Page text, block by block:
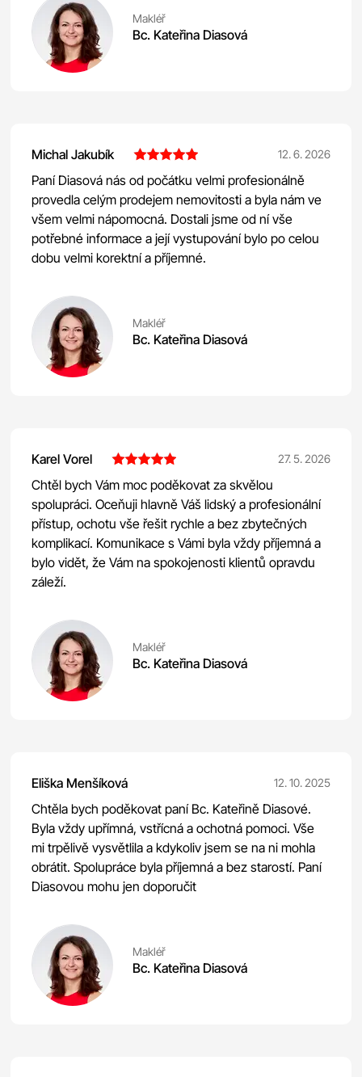
Makléř
Bc. Kateřina Diasová
Michal Jakubík 12. 6. 2026
Paní Diasová nás od počátku velmi profesionálně
provedla celým prodejem nemovitosti a byla nám ve
všem velmi nápomocná. Dostali jsme od ní vše
potřebné informace a její vystupování bylo po celou
dobu velmi korektní a příjemné.
Makléř
Bc. Kateřina Diasová
Karel Vorel 27. 5. 2026
Chtěl bych Vám moc poděkovat za skvělou
spolupráci. Oceňuji hlavně Váš lidský a profesionální
přístup, ochotu vše řešit rychle a bez zbytečných
komplikací. Komunikace s Vámi byla vždy příjemná a
bylo vidět, že Vám na spokojenosti klientů opravdu
záleží.
Makléř
Bc. Kateřina Diasová
Eliška Menšíková 12. 10. 2025
Chtěla bych poděkovat paní Bc. Kateřině Diasové.
Byla vždy upřímná, vstřícná a ochotná pomoci. Vše
mi trpělivě vysvětlila a kdykoliv jsem se na ni mohla
obrátit. Spolupráce byla příjemná a bez starostí. Paní
Diasovou mohu jen doporučit
Makléř
Bc. Kateřina Diasová